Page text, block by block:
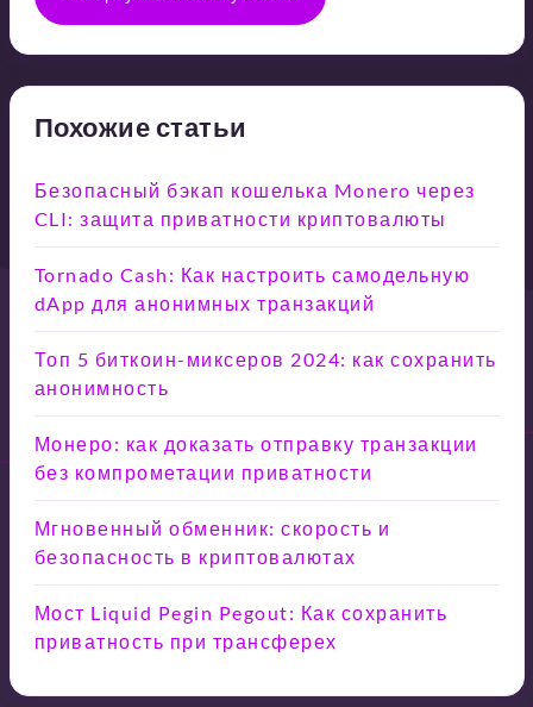
Похожие статьи
Безопасный бэкап кошелька Monero через
CLI: защита приватности криптовалюты
Tornado Cash: Как настроить самодельную
dApp для анонимных транзакций
Топ 5 биткоин-миксеров 2024: как сохранить
анонимность
Монеро: как доказать отправку транзакции
без компрометации приватности
Мгновенный обменник: скорость и
безопасность в криптовалютах
Мост Liquid Pegin Pegout: Как сохранить
приватность при трансферех